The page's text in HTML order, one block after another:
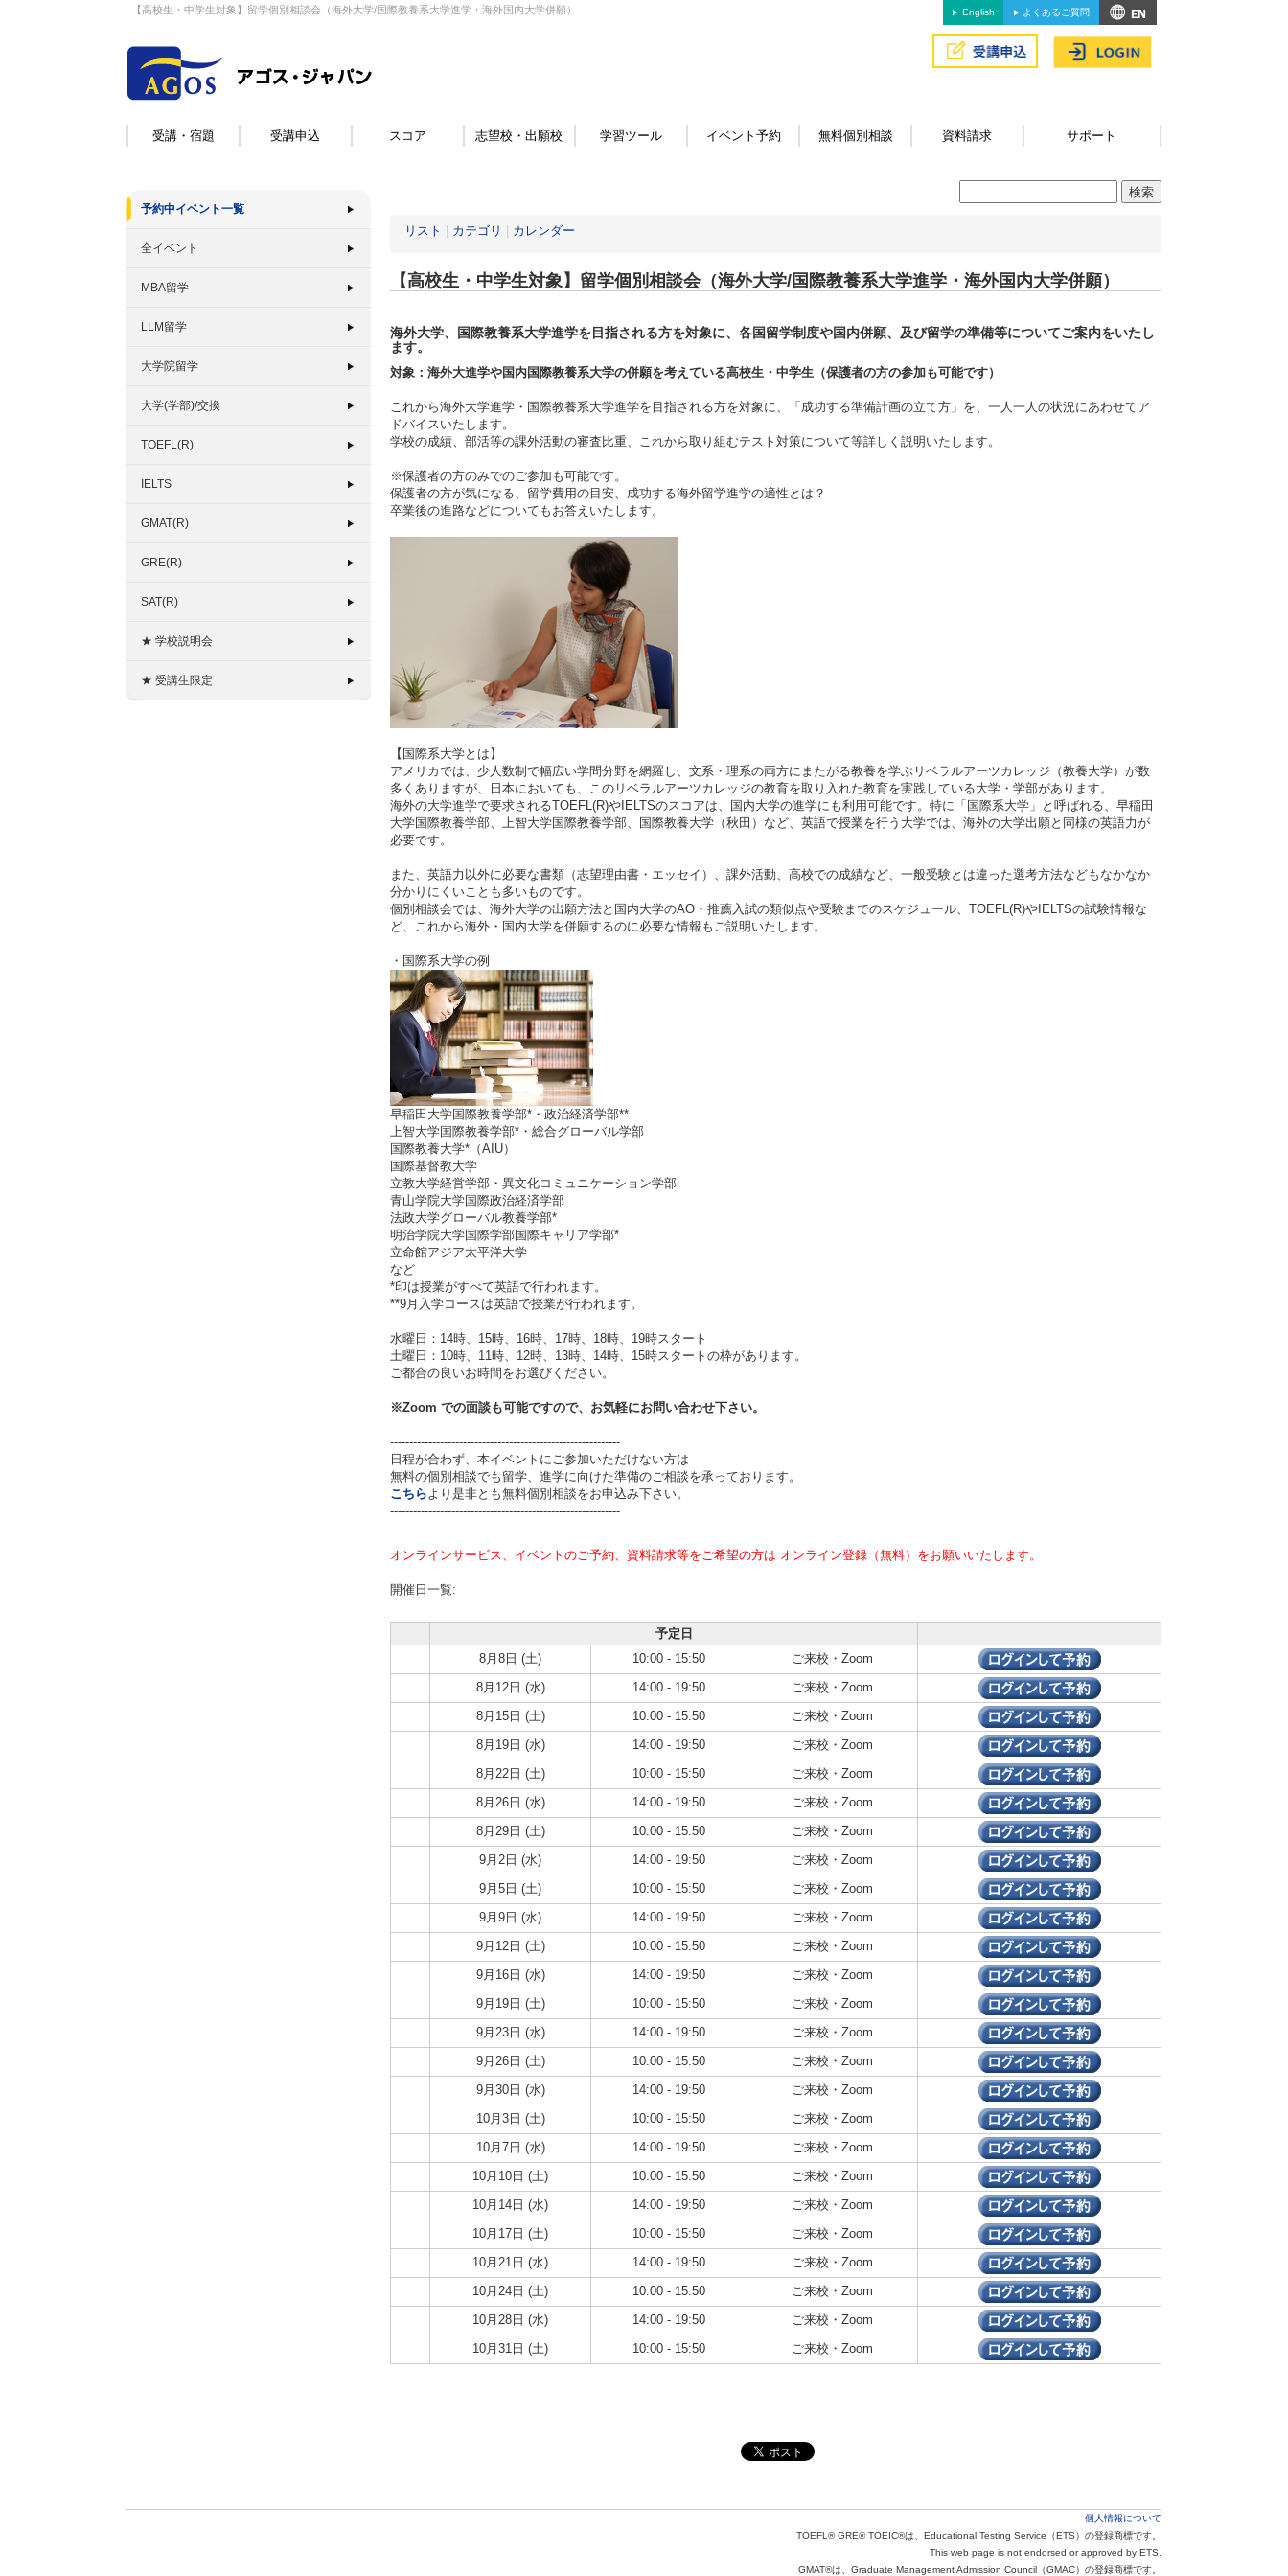
【高校生・中学生対象】留学個別相談会（海外大学/国際教養系大学進学・海外国内大学併願） English よくあるご質問
受講・宿題 受講申込 スコア 志望校・出願校 学習ツール イベント予約 無料個別相談 資料請求 サポート
予約中イベント一覧
全イベント
MBA留学
LLM留学
大学院留学
大学(学部)/交換
TOEFL(R)
IELTS
GMAT(R)
GRE(R)
SAT(R)
★ 学校説明会
★ 受講生限定
リスト カテゴリ カレンダー
【高校生・中学生対象】留学個別相談会（海外大学/国際教養系大学進学・海外国内大学併願）
海外大学、国際教養系大学進学を目指される方を対象に、各国留学制度や国内併願、及び留学の準備等についてご案内をいたし
ます。
対象：海外大進学や国内国際教養系大学の併願を考えている高校生・中学生（保護者の方の参加も可能です）
これから海外大学進学・国際教養系大学進学を目指される方を対象に、「成功する準備計画の立て方」を、一人一人の状況にあわせてア
ドバイスいたします。
学校の成績、部活等の課外活動の審査比重、これから取り組むテスト対策について等詳しく説明いたします。
※保護者の方のみでのご参加も可能です。
保護者の方が気になる、留学費用の目安、成功する海外留学進学の適性とは？
卒業後の進路などについてもお答えいたします。
【国際系大学とは】
アメリカでは、少人数制で幅広い学問分野を網羅し、文系・理系の両方にまたがる教養を学ぶリベラルアーツカレッジ（教養大学）が数
多くありますが、日本においても、このリベラルアーツカレッジの教育を取り入れた教育を実践している大学・学部があります。
海外の大学進学で要求されるTOEFL(R)やIELTSのスコアは、国内大学の進学にも利用可能です。特に「国際系大学」と呼ばれる、早稲田
大学国際教養学部、上智大学国際教養学部、国際教養大学（秋田）など、英語で授業を行う大学では、海外の大学出願と同様の英語力が
必要です。
また、英語力以外に必要な書類（志望理由書・エッセイ）、課外活動、高校での成績など、一般受験とは違った選考方法などもなかなか
分かりにくいことも多いものです。
個別相談会では、海外大学の出願方法と国内大学のAO・推薦入試の類似点や受験までのスケジュール、TOEFL(R)やIELTSの試験情報な
ど、これから海外・国内大学を併願するのに必要な情報もご説明いたします。
・国際系大学の例
早稲田大学国際教養学部*・政治経済学部**
上智大学国際教養学部*・総合グローバル学部
国際教養大学*（AIU）
国際基督教大学
立教大学経営学部・異文化コミュニケーション学部
青山学院大学国際政治経済学部
法政大学グローバル教養学部*
明治学院大学国際学部国際キャリア学部*
立命館アジア太平洋大学
など
*印は授業がすべて英語で行われます。
**9月入学コースは英語で授業が行われます。
水曜日：14時、15時、16時、17時、18時、19時スタート
土曜日：10時、11時、12時、13時、14時、15時スタートの枠があります。
ご都合の良いお時間をお選びください。
※Zoom での面談も可能ですので、お気軽にお問い合わせ下さい。
------------------------------------------------------------
日程が合わず、本イベントにご参加いただけない方は
無料の個別相談でも留学、進学に向けた準備のご相談を承っております。
こちらより是非とも無料個別相談をお申込み下さい。
------------------------------------------------------------
オンラインサービス、イベントのご予約、資料請求等をご希望の方は オンライン登録（無料）をお願いいたします。
開催日一覧:
予定日
8月8日 (土)
10:00 - 15:50
ご来校・Zoom
8月12日 (水)
14:00 - 19:50
ご来校・Zoom
8月15日 (土)
10:00 - 15:50
ご来校・Zoom
8月19日 (水)
14:00 - 19:50
ご来校・Zoom
8月22日 (土)
10:00 - 15:50
ご来校・Zoom
8月26日 (水)
14:00 - 19:50
ご来校・Zoom
8月29日 (土)
10:00 - 15:50
ご来校・Zoom
9月2日 (水)
14:00 - 19:50
ご来校・Zoom
9月5日 (土)
10:00 - 15:50
ご来校・Zoom
9月9日 (水)
14:00 - 19:50
ご来校・Zoom
9月12日 (土)
10:00 - 15:50
ご来校・Zoom
9月16日 (水)
14:00 - 19:50
ご来校・Zoom
9月19日 (土)
10:00 - 15:50
ご来校・Zoom
9月23日 (水)
14:00 - 19:50
ご来校・Zoom
9月26日 (土)
10:00 - 15:50
ご来校・Zoom
9月30日 (水)
14:00 - 19:50
ご来校・Zoom
10月3日 (土)
10:00 - 15:50
ご来校・Zoom
10月7日 (水)
14:00 - 19:50
ご来校・Zoom
10月10日 (土)
10:00 - 15:50
ご来校・Zoom
10月14日 (水)
14:00 - 19:50
ご来校・Zoom
10月17日 (土)
10:00 - 15:50
ご来校・Zoom
10月21日 (水)
14:00 - 19:50
ご来校・Zoom
10月24日 (土)
10:00 - 15:50
ご来校・Zoom
10月28日 (水)
14:00 - 19:50
ご来校・Zoom
10月31日 (土)
10:00 - 15:50 ご来校・Zoom
個人情報について
TOEFL® GRE® TOEIC®は、Educational Testing Service（ETS）の登録商標です。
This web page is not endorsed or approved by ETS.
GMAT®は、Graduate Management Admission Council（GMAC）の登録商標です。